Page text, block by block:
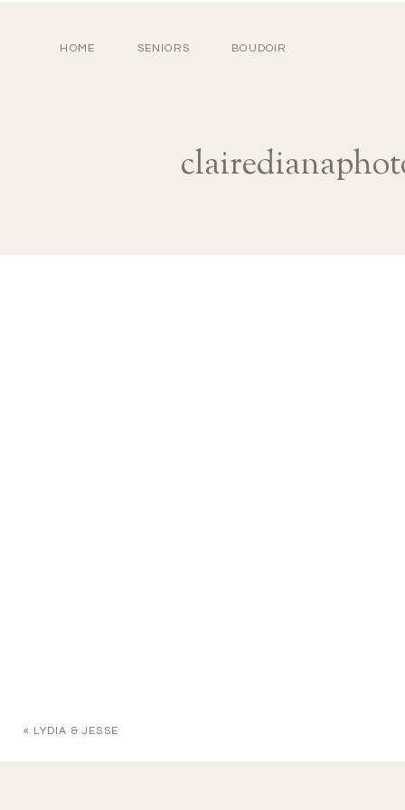
HOME SENIORS BOUDOIR
« LYDIA & JESSE